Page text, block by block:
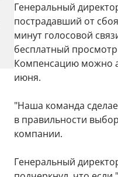
Генеральный
пострадавший от
минут голосовой
бесплатный
Компенсацию можно
июня.
"Наша команда
в правильности
компании.
Генеральный